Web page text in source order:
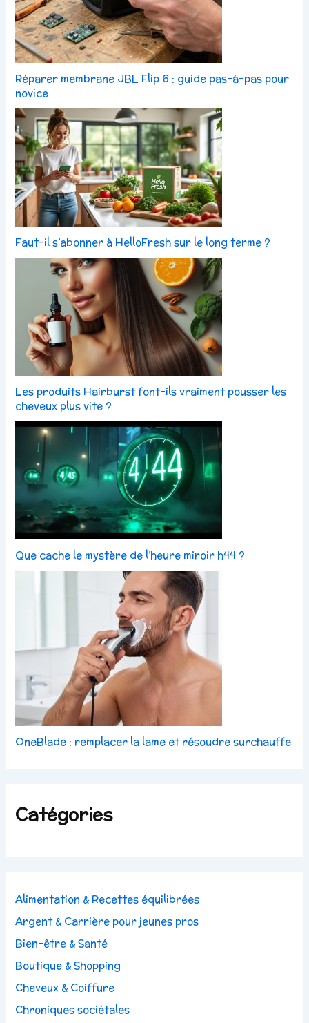
Réparer membrane JBL Flip 6 : guide pas-à-pas pour
novice
Faut-il s’abonner à HelloFresh sur le long terme ?
Les produits Hairburst font-ils vraiment pousser les
cheveux plus vite ?
Que cache le mystère de l’heure miroir h44 ?
OneBlade : remplacer la lame et résoudre surchauffe
Catégories
Alimentation & Recettes équilibrées
Argent & Carrière pour jeunes pros
Bien-être & Santé
Boutique & Shopping
Cheveux & Coiffure
Chroniques sociétales